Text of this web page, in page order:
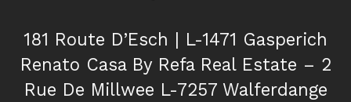
181 Route D’Esch | L-1471 Gasperich
Renato Casa By Refa Real Estate – 2
Rue De Millwee L-7257 Walferdange